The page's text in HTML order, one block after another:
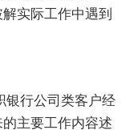
实际工作中遇到
行公司类客户经
主要工作内容述